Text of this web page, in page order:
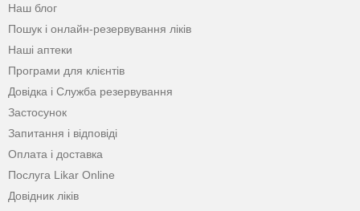
Наш блог
Пошук і онлайн-резервування ліків
Наші аптеки
Програми для клієнтів
Довідка і Служба резервування
Застосунок
Запитання і відповіді
Оплата і доставка
Послуга Likar Online
Довідник ліків